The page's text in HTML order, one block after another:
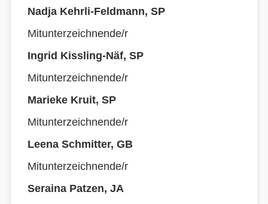
Nadja Kehrli-Feldmann, SP
Mitunterzeichnende/r
Ingrid Kissling-Näf, SP
Mitunterzeichnende/r
Marieke Kruit, SP
Mitunterzeichnende/r
Leena Schmitter, GB
Mitunterzeichnende/r
Seraina Patzen, JA